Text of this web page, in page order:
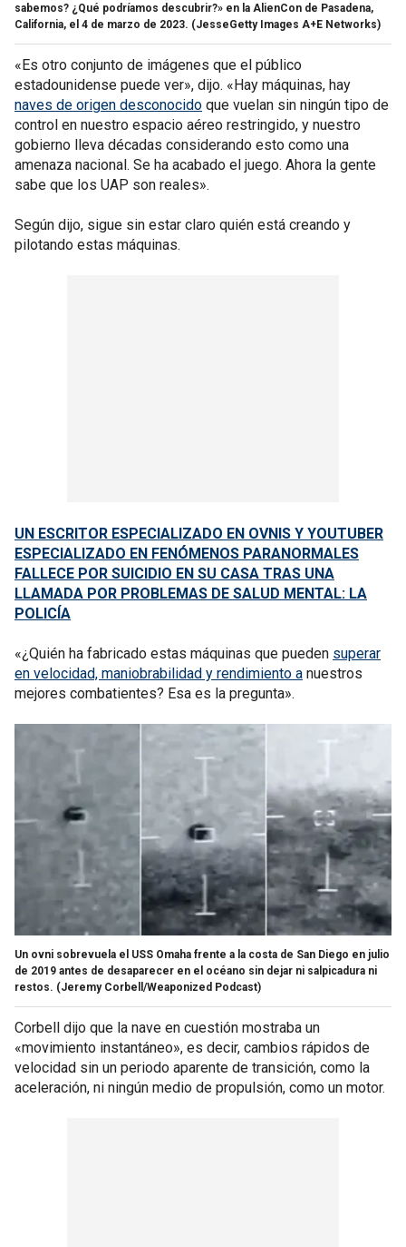
sabemos? ¿Qué podríamos descubrir?» en la AlienCon de Pasadena,
California, el 4 de marzo de 2023. (JesseGetty Images A+E Networks)
«Es otro conjunto de imágenes que el público
estadounidense puede ver», dijo. «Hay máquinas, hay
naves de origen desconocido que vuelan sin ningún tipo de
control en nuestro espacio aéreo restringido, y nuestro
gobierno lleva décadas considerando esto como una
amenaza nacional. Se ha acabado el juego. Ahora la gente
sabe que los UAP son reales».
Según dijo, sigue sin estar claro quién está creando y
pilotando estas máquinas.
UN ESCRITOR ESPECIALIZADO EN OVNIS Y YOUTUBER
ESPECIALIZADO EN FENÓMENOS PARANORMALES
FALLECE POR SUICIDIO EN SU CASA TRAS UNA
LLAMADA POR PROBLEMAS DE SALUD MENTAL: LA
POLICÍA
«¿Quién ha fabricado estas máquinas que pueden superar
en velocidad, maniobrabilidad y rendimiento a nuestros
mejores combatientes? Esa es la pregunta».
Un ovni sobrevuela el USS Omaha frente a la costa de San Diego en julio
de 2019 antes de desaparecer en el océano sin dejar ni salpicadura ni
restos. (Jeremy Corbell/Weaponized Podcast)
Corbell dijo que la nave en cuestión mostraba un
«movimiento instantáneo», es decir, cambios rápidos de
velocidad sin un periodo aparente de transición, como la
aceleración, ni ningún medio de propulsión, como un motor.